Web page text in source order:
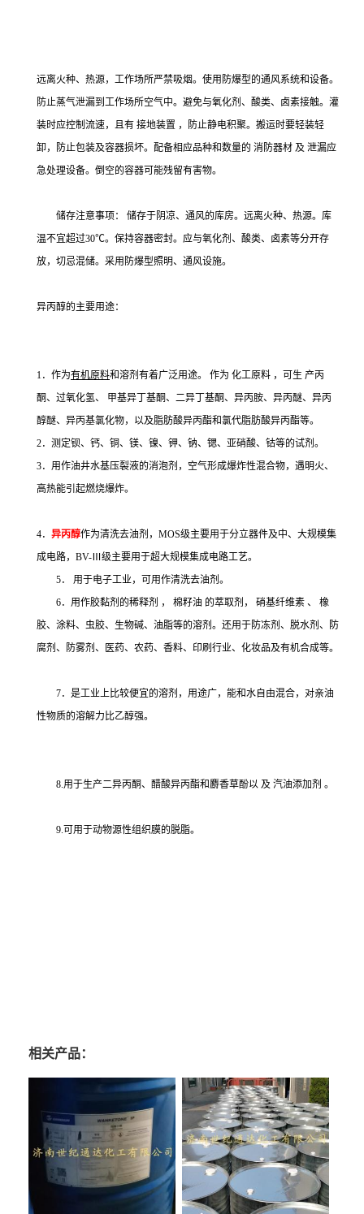
远离火种、热源，工作场所严禁吸烟。使用防爆型的通风系统和设备。
防止蒸气泄漏到工作场所空气中。避免与氧化剂、酸类、卤素接触。灌
装时应控制流速，且有 接地装置 ，防止静电积聚。搬运时要轻装轻
卸，防止包装及容器损坏。配备相应品种和数量的 消防器材 及 泄漏应
急处理设备。倒空的容器可能残留有害物。
储存注意事项： 储存于阴凉、通风的库房。远离火种、热源。库
温不宜超过30℃。保持容器密封。应与氧化剂、酸类、卤素等分开存
放，切忌混储。采用防爆型照明、通风设施。
异丙醇的主要用途：
1．作为有机原料和溶剂有着广泛用途。 作为 化工原料 ，可生 产丙
酮、过氧化氢、 甲基异丁基酮、二异丁基酮、异丙胺、异丙醚、异丙
醇醚、异丙基氯化物，以及脂肪酸异丙酯和氯代脂肪酸异丙酯等。
2．测定钡、钙、铜、镁、镍、钾、钠、锶、亚硝酸、钴等的试剂。
3．用作油井水基压裂液的消泡剂，空气形成爆炸性混合物，遇明火、
高热能引起燃烧爆炸。
4． 异丙醇作为清洗去油剂，MOS级主要用于分立器件及中、大规模集
成电路，BV-Ⅲ级主要用于超大规模集成电路工艺。
5． 用于电子工业，可用作清洗去油剂。
6．用作胶黏剂的稀释剂 ， 棉籽油 的萃取剂， 硝基纤维素 、 橡
胶、涂料、虫胶、生物碱、油脂等的溶剂。还用于防冻剂、脱水剂、防
腐剂、防雾剂、医药、农药、香料、印刷行业、化妆品及有机合成等。
7．是工业上比较便宜的溶剂，用途广，能和水自由混合，对亲油
性物质的溶解力比乙醇强。
8.用于生产二异丙酮、醋酸异丙酯和麝香草酚以 及 汽油添加剂 。
9.可用于动物源性组织膜的脱脂。
相关产品：